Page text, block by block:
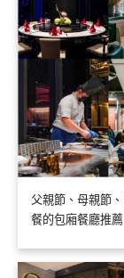
父親節、母親節
餐的包廂餐廳推薦